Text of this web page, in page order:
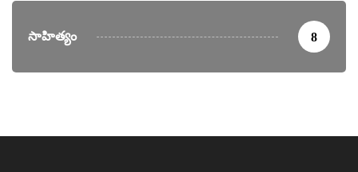
సాహిత్యం 8